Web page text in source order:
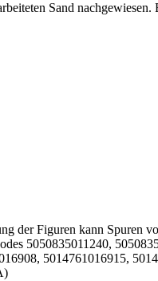
Sand nachgewiesen.
der Figuren kann Spuren
5050835011240,
5014761016915,